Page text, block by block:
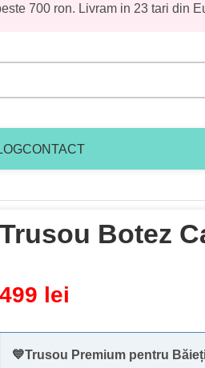
700 ron. Livram in 23 tari din
CONTACT
Trusou Botez
499 lei
💙Trusou Premium pentru